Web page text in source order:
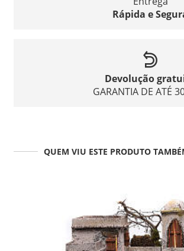
Rápida e
Devolução
GARANTIA DE ATÉ
QUEM VIU ESTE PRODUTO